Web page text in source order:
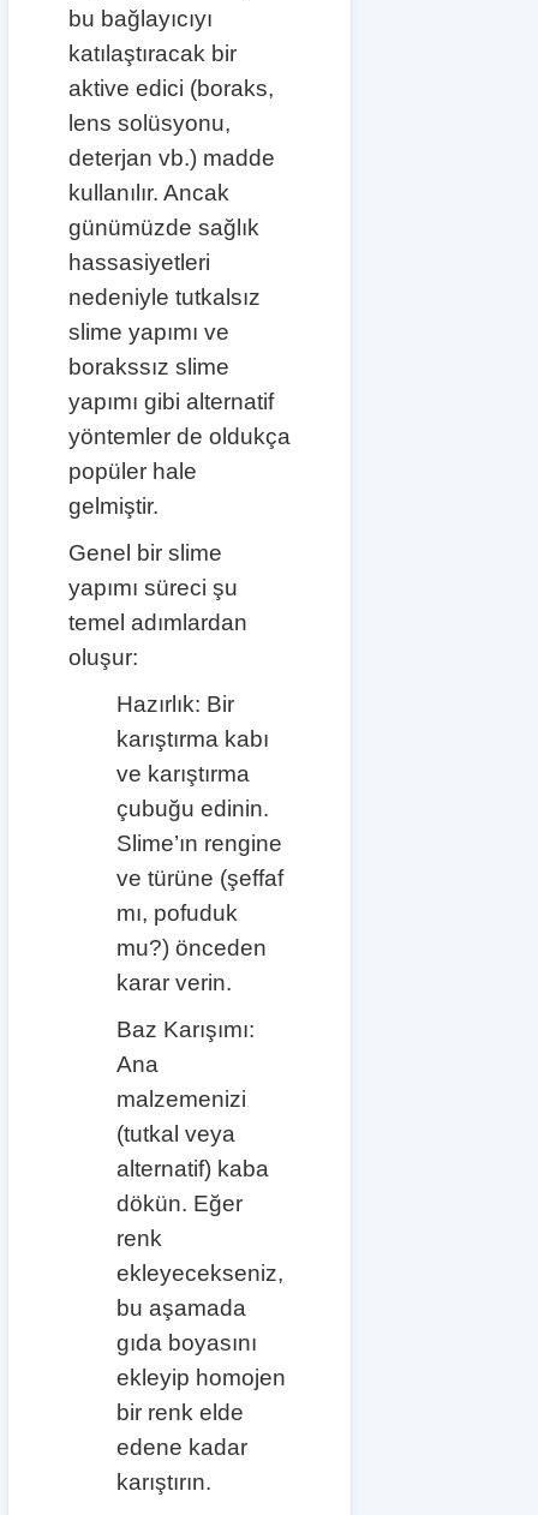
bu bağlayıcıyı
katılaştıracak bir
aktive edici (boraks,
lens solüsyonu,
deterjan vb.) madde
kullanılır. Ancak
günümüzde sağlık
hassasiyetleri
nedeniyle tutkalsız
slime yapımı ve
borakssız slime
yapımı gibi alternatif
yöntemler de oldukça
popüler hale
gelmiştir.
Genel bir slime
yapımı süreci şu
temel adımlardan
oluşur:
Hazırlık: Bir
karıştırma kabı
ve karıştırma
çubuğu edinin.
Slime’ın rengine
ve türüne (şeffaf
mı, pofuduk
mu?) önceden
karar verin.
Baz Karışımı:
Ana
malzemenizi
(tutkal veya
alternatif) kaba
dökün. Eğer
renk
ekleyecekseniz,
bu aşamada
gıda boyasını
ekleyip homojen
bir renk elde
edene kadar
karıştırın.